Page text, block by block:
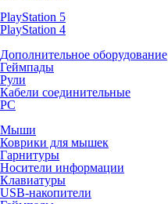
PlayStation 5
PlayStation 4
Дополнительное оборудование
Геймпады
Рули
Кабели соединительные
PC
Мыши
Коврики для мышек
Гарнитуры
Носители информации
Клавиатуры
USB-накопители